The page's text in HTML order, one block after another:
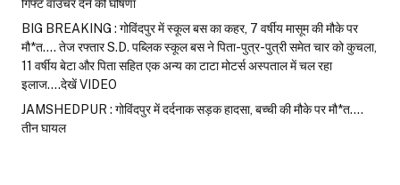
गिफ्ट वाउचर देने की घोषणा
BIG BREAKING : गोविंदपुर में स्कूल बस का कहर, 7 वर्षीय मासूम की मौके पर
मौ*त…. तेज रफ्तार S.D. पब्लिक स्कूल बस ने पिता-पुत्र-पुत्री समेत चार को कुचला,
11 वर्षीय बेटा और पिता सहित एक अन्य का टाटा मोटर्स अस्पताल में चल रहा
इलाज….देखें VIDEO
JAMSHEDPUR : गोविंदपुर में दर्दनाक सड़क हादसा, बच्ची की मौके पर मौ*त….
तीन घायल